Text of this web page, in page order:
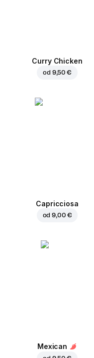
Curry Chicken
od 9,50 €
Capricciosa
od9,00 €
Mexican